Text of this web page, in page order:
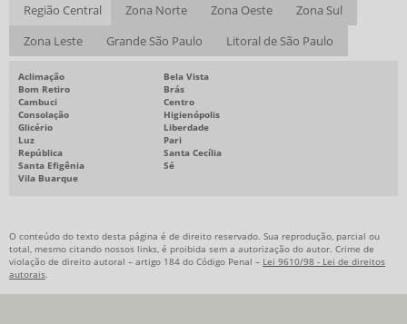
Região Central Zona Norte Zona Oeste
Zona Sul
Zona Leste
Grande São Paulo Litoral de São Paulo
Aclimação
Bela Vista
Bom Retiro
Brás
Cambuci
Centro
Consolação
Higienópolis
Glicério
Liberdade
Luz
Pari
República
Santa Cecília
Santa Efigênia
Sé
Vila Buarque
O conteúdo do texto desta página é de direito reservado. Sua reprodução, parcial ou
total, mesmo citando nossos links, é proibida sem a autorização do autor. Crime de
violação de direito autoral – artigo 184 do Código Penal – Lei 9610/98 - Lei de direitos
autorais.